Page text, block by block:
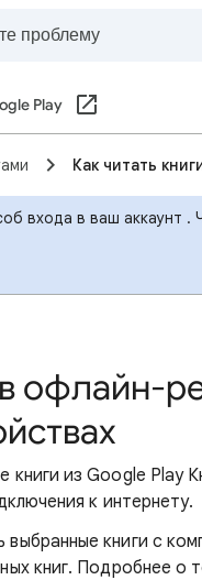
Play
Как читать
входа в ваш аккаунт .
в офлайн-
из Google Play
к интернету.
книги с
книг. Подробнее о